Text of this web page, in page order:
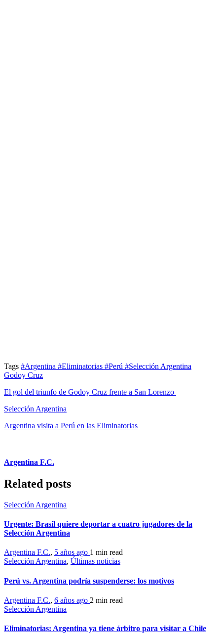
Tags #Argentina #Eliminatorias #Perú #Selección Argentina
Godoy Cruz
El gol del triunfo de Godoy Cruz frente a San Lorenzo
Selección Argentina
Argentina visita a Perú en las Eliminatorias
Argentina F.C.
Related posts
Selección Argentina
Urgente: Brasil quiere deportar a cuatro jugadores de la
Selección Argentina
Argentina F.C., 5 años ago 1 min read
Selección Argentina, Últimas noticias
Perú vs. Argentina podría suspenderse: los motivos
Argentina F.C., 6 años ago 2 min read
Selección Argentina
Eliminatorias: Argentina ya tiene árbitro para visitar a Chile